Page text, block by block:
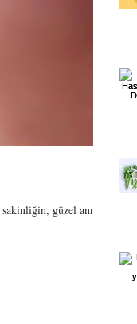
güzel annen